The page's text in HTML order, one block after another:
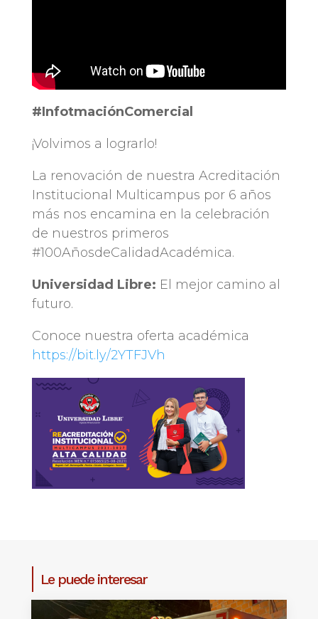
#InfotmaciónComercial
¡Volvimos a lograrlo!
La renovación de nuestra Acreditación
Institucional Multicampus por 6 años
más nos encamina en la celebración
de nuestros primeros
#100AñosdeCalidadAcadémica.
Universidad Libre: El mejor camino al
futuro.
Conoce nuestra oferta académica
https://bit.ly/2YTFJVh
Le puede interesar